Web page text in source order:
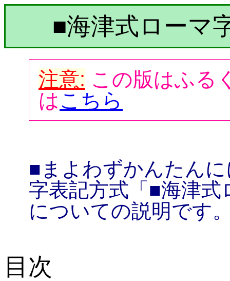
■海津式ローマ
注意: この版はふる
は こちら
■まよわずかんたん
字表記方式「■海津
についての説明です
目次